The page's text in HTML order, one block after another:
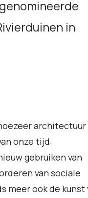
in
architectuur
onze tijd:
gebruiken van
van sociale
meer ook de kunst